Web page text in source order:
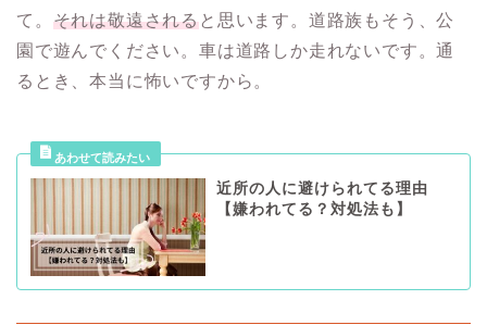
て。 それは敬遠されると思います。道路族もそう、公
園で遊んでください。車は道路しか走れないです。通
るとき、本当に怖いですから。
近所の人に避けられてる理由
【嫌われてる？対処法も】